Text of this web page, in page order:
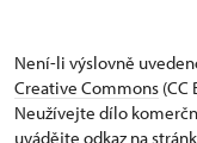
Není-li výslovně
Creative Commons (CC
Neužívejte dílo
uvádějte odkaz na